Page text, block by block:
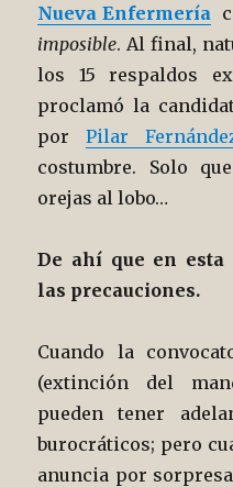
Nueva Enfermería
imposible. Al final,
los 15 respaldos
proclamó la
porPilar
costumbre. Solo
orejas al lobo…
De ahí que en esta
las precauciones.
Cuando la
(extinción del
pueden tener
burocráticos; pero
anuncia por